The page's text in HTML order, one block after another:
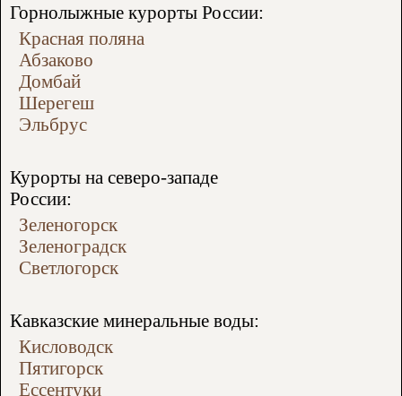
Горнолыжные курорты России:
Красная поляна
Абзаково
Домбай
Шерегеш
Эльбрус
Курорты на северо-западе
России:
Зеленогорск
Зеленоградск
Светлогорск
Кавказские минеральные воды:
Кисловодск
Пятигорск
Ессентуки